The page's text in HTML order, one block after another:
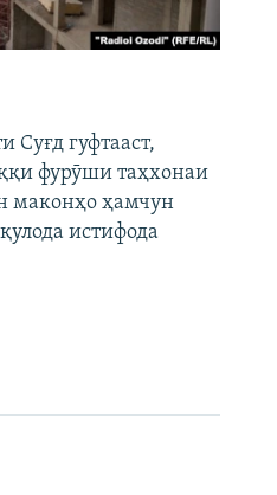
Суғд гуфтааст,
фурӯши таҳхонаи
маконҳо ҳамчун
истифода